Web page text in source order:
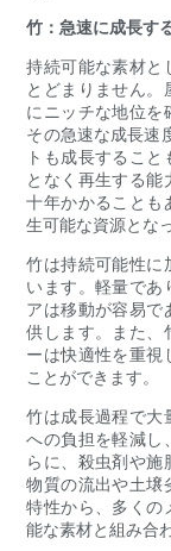
竹：急速に成長す
持続可能な素材と
とどまりません
にニッチな地位を
その急速な成長速
トも成長するこ
となく再生する能
十年かかることも
生可能な資源とな
竹は持続可能性に
います。軽量であ
アは移動が容易で
供します。また、
ーは快適性を重視
ことができます。
竹は成長過程で大
への負担を軽減し
らに、殺虫剤や
物質の流出や土壌
特性から、多くの
能な素材と組み合